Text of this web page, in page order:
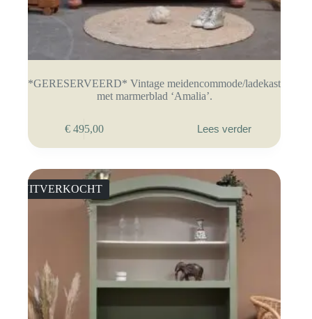
*GERESERVEERD* Vintage meidencommode/ladekast
met marmerblad ‘Amalia’.
€495,00 Lees verder
UITVERKOCHT